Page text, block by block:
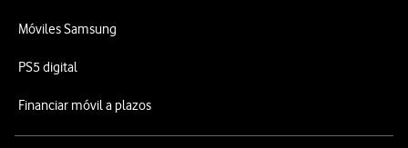
Móviles Samsung
PS5 digital
Financiar móvil a plazos